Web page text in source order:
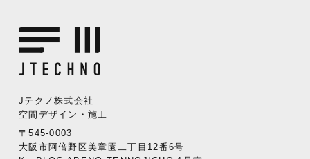
Jテクノ株式会社
空間デザイン・施工
〒545-0003
大阪市阿倍野区美章園二丁目12番6号